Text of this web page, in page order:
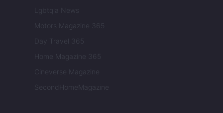
Lgbtqia News
Motors Magazine 365
Day Travel 365
Home Magazine 365
Cineverse Magazine
SecondHomeMagazine